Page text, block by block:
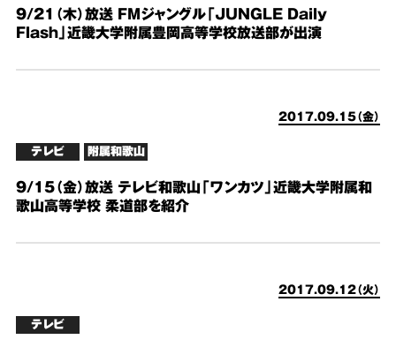
9/21（木）放送 FMジャングル「JUNGLE Daily
Flash」近畿大学附属豊岡高等学校放送部が出演
2017.09.15（金）
テレビ 附属和歌山
9/15（金）放送 テレビ和歌山「ワンカツ」近畿大学附属和
歌山高等学校 柔道部を紹介
2017.09.12（火）
テレビ